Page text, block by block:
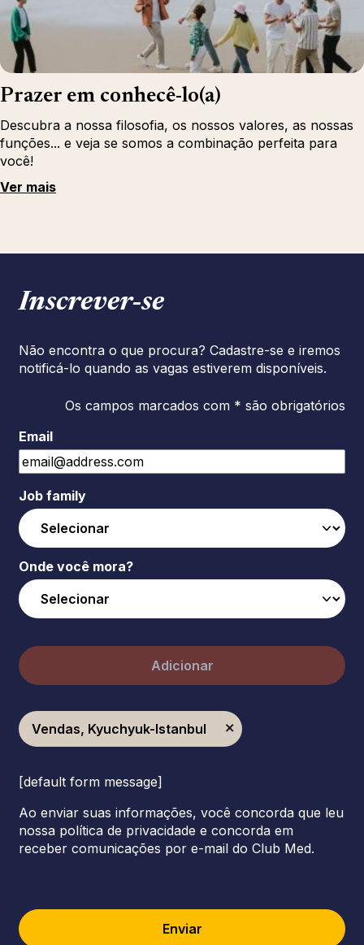
Prazer em conhecê-lo(a)
Descubra a nossa filosofia, os nossos valores, as nossas
funções... e veja se somos a combinação perfeita para
você!
Ver mais
Inscrever‑se
Não encontra o que procura? Cadastre-se e iremos
notificá-lo quando as vagas estiverem disponíveis.
Os campos marcados com * são obrigatórios
Email
Job family
Onde você mora?
Adicionar
Vendas, Kyuchyuk-Istanbul
[default form message]
Ao enviar suas informações, você concorda que leu
nossa política de privacidade e concorda em
receber comunicações por e-mail do Club Med.
Enviar